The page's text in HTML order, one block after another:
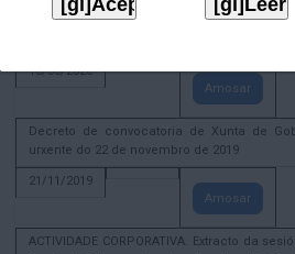
ACTIVIDADE CORPORATIVA. Extracto da
18/06/2020
Amosar
Decreto de convocatoria de Xunta de
urxente do 22 de novembro de 2019
21/11/2019
Amosar
ACTIVIDADE CORPORATIVA. Extracto da